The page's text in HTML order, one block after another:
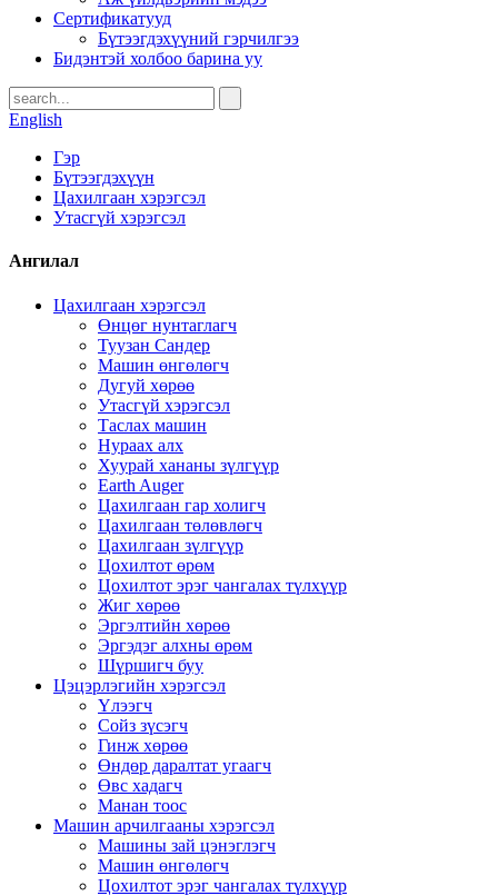
Сертификатууд
Бүтээгдэхүүний гэрчилгээ
Бидэнтэй холбоо барина уу
English
Гэр
Бүтээгдэхүүн
Цахилгаан хэрэгсэл
Утасгүй хэрэгсэл
Ангилал
Цахилгаан хэрэгсэл
Өнцөг нунтаглагч
Туузан Сандер
Машин өнгөлөгч
Дугуй хөрөө
Утасгүй хэрэгсэл
Таслах машин
Нураах алх
Хуурай хананы зүлгүүр
Earth Auger
Цахилгаан гар холигч
Цахилгаан төлөвлөгч
Цахилгаан зүлгүүр
Цохилтот өрөм
Цохилтот эрэг чангалах түлхүүр
Жиг хөрөө
Эргэлтийн хөрөө
Эргэдэг алхны өрөм
Шүршигч буу
Цэцэрлэгийн хэрэгсэл
Үлээгч
Сойз зүсэгч
Гинж хөрөө
Өндөр даралтат угаагч
Өвс хадагч
Манан тоос
Машин арчилгааны хэрэгсэл
Машины зай цэнэглэгч
Машин өнгөлөгч
Цохилтот эрэг чангалах түлхүүр